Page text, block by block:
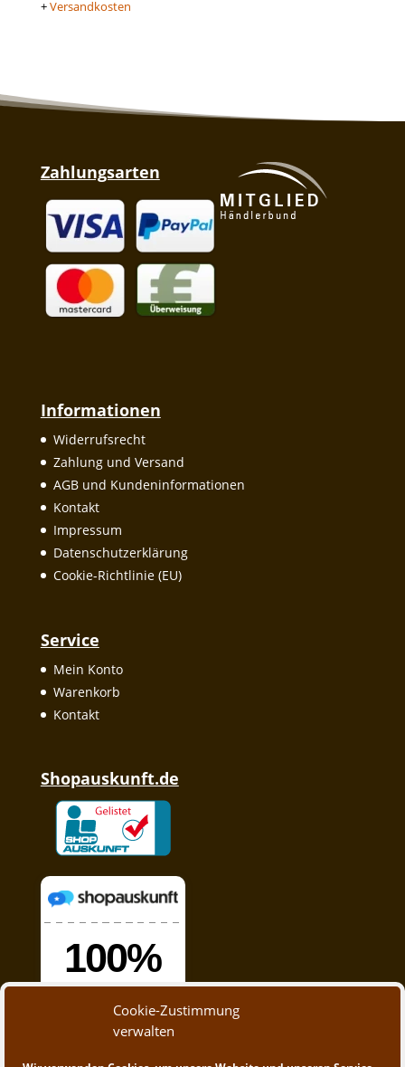
Cookie-Zustimmung
verwalten
+Versandkosten
Zahlungsarten
Informationen
Widerrufsrecht
Zahlung und Versand
AGB und Kundeninformationen
Kontakt
Impressum
Datenschutzerklärung
Cookie-Richtlinie (EU)
Service
Mein Konto
Warenkorb
Kontakt
Shopauskunft.de